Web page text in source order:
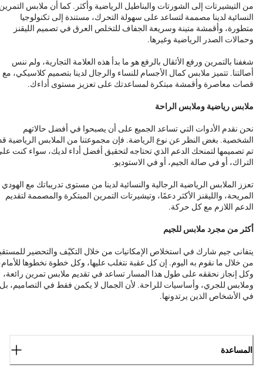
من التيشيرتات إلى الشورتات والبناطيل الرياضية وأكثر. كما أن ملابس
النسائية لدينا مصممة لتساعد على سهولة التحرك، مستندة إلى تكنولوجيا
متطورة، وأقمشة متينة وسريعة الجفاف للتخلص العرق في تصميم الليقنز
وحمالات الصدر الرياضية وغيرها.
شغفنا بالتمرين ورفع الأثقال بالرفع هو ما بدأ هذه العلامة التجارية، ولم ننس
أصالتنا. تتميز ملابس كمال الأجسام للنساء والرجال لدينا بتصميم كلاسيكي، مع
قصات معاصرة وأقمشة مبتكرة لمساعدتك على تعزيز مستوى أداءك.
ملابس رياضية وملابس الراحة
نحن نقدم الأدوات التي تساعد الجميع على أن يصبحوا في أفضل حالاتهم
الشخصية. بغض النظر عن نوع الرياضة. فإن مجموعتنا من الملابس الرياضية
تم تصميمها لتمنحك الدعم الذي تحتاجه لتحقيق أفضل أداء لديك، سواء كنت
التراك، أو في صالة الجيم، أو في الاستوديو.
تعزز الملابس الرياضية الرجالية والنسائية لدينا من مستوى تدريباتك مع الهودي
المريحة، والليقنز الأكثر دعمًا، وتيشيرتات التمرين المبتكرة والمصممة لتقديم
الدعم اللازم مع كل حركة.
أكثر من مجرد ملابس للجيم
يتفانى جيم شارك في استخلاص الإمكانيات من خلال التكيّف والتحضير
من خلال ما نقوم به اليوم. إن كل عقبة نتغلب عليها، وكل خطوة نخطوها
وكل إنجاز نحققه على طول هذا المسار تساعد في تقديم ملابس تمرين رائعة،
وملابس للجري، وأساسيات للراحة. لأن الجمال لا يكمن فقط في التصاميم، بل
في الأشخاص الذين يرتدونها.
المساعدة